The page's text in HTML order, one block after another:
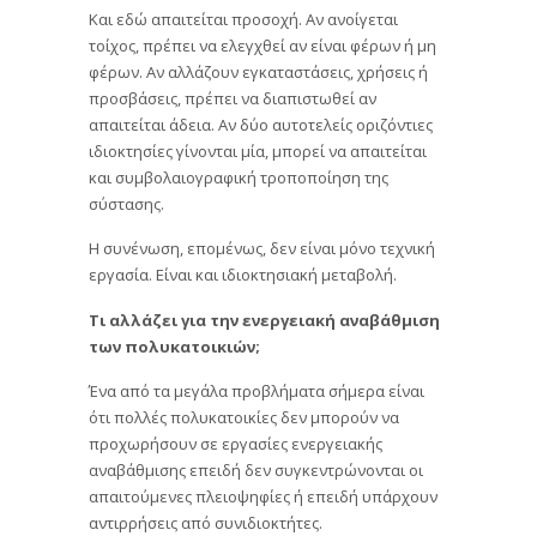
Και εδώ απαιτείται προσοχή. Αν ανοίγεται
τοίχος, πρέπει να ελεγχθεί αν είναι φέρων ή μη
φέρων. Αν αλλάζουν εγκαταστάσεις, χρήσεις ή
προσβάσεις, πρέπει να διαπιστωθεί αν
απαιτείται άδεια. Αν δύο αυτοτελείς οριζόντιες
ιδιοκτησίες γίνονται μία, μπορεί να απαιτείται
και συμβολαιογραφική τροποποίηση της
σύστασης.
Η συνένωση, επομένως, δεν είναι μόνο τεχνική
εργασία. Είναι και ιδιοκτησιακή μεταβολή.
Τι αλλάζει για την ενεργειακή αναβάθμιση
των πολυκατοικιών;
Ένα από τα μεγάλα προβλήματα σήμερα είναι
ότι πολλές πολυκατοικίες δεν μπορούν να
προχωρήσουν σε εργασίες ενεργειακής
αναβάθμισης επειδή δεν συγκεντρώνονται οι
απαιτούμενες πλειοψηφίες ή επειδή υπάρχουν
αντιρρήσεις από συνιδιοκτήτες.